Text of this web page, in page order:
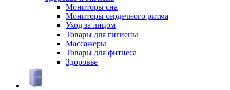
Мониторы сна
Мониторы сердечного ритма
Уход за лицом
Товары для гигиены
Массажеры
Товары для фитнеса
Здоровье